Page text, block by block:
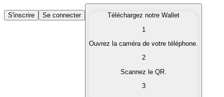
Acheter des Cryptomonnaies
Achetez les cryptomonnaies qui vous intéressent
Convertissez vos cryptomonnaies en monnaie
S'inscrire Se connecter
Téléchargez notre Wallet
1
Ouvrez la caméra de votre téléphone.
2
Scannez le QR.
3